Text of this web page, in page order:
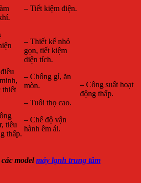
– Tiết kiệm điện.
thiết
tiêu
thấp.
– Thiết kế nhỏ
gọn, tiết kiệm
diện tích.
– Chống gỉ, ăn
mòn.
– Tuổi thọ cao.
– Chế độ vận
hành êm ái.
– Công suất hoạt
động thấp.
modelmáy lạnh trung tâm